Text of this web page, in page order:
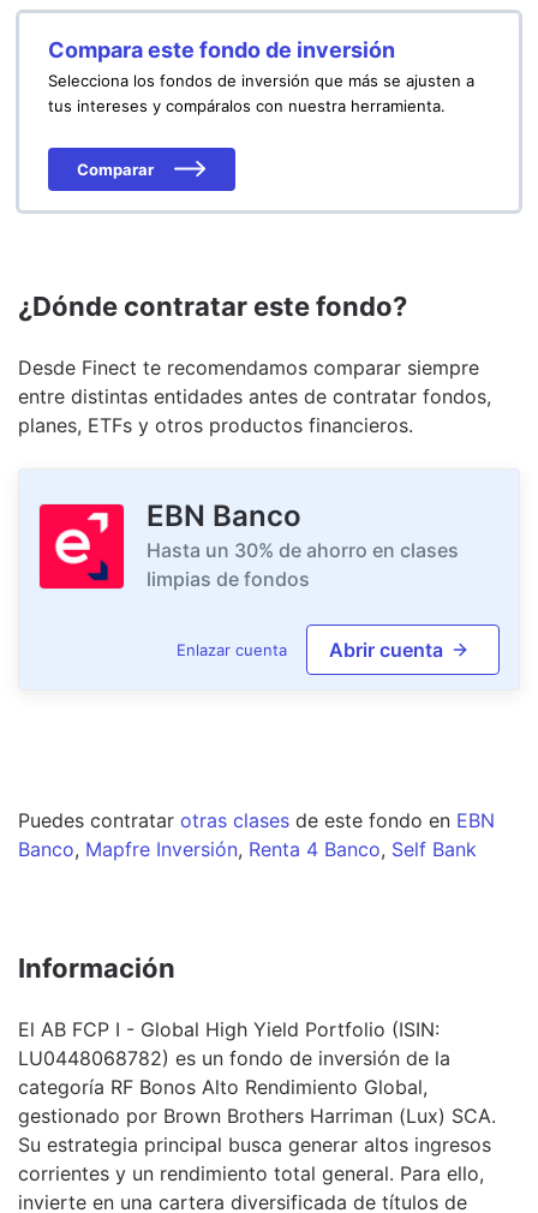
Compara este fondo de inversión
Selecciona los fondos de inversión que más se ajusten a
tus intereses y compáralos con nuestra herramienta.
Comparar
¿Dónde contratar este fondo?
Desde Finect te recomendamos comparar siempre
entre distintas entidades antes de contratar fondos,
planes, ETFs y otros productos financieros.
EBN Banco
Hasta un 30% de ahorro en clases
limpias de fondos
Enlazar cuenta Abrir cuenta
Puedes contratar otras clases de este fondo en EBN
Banco, Mapfre Inversión, Renta 4 Banco, Self Bank
Información
El AB FCP I - Global High Yield Portfolio (ISIN:
LU0448068782) es un fondo de inversión de la
categoría RF Bonos Alto Rendimiento Global,
gestionado por Brown Brothers Harriman (Lux) SCA.
Su estrategia principal busca generar altos ingresos
corrientes y un rendimiento total general. Para ello,
invierte en una cartera diversificada de títulos de